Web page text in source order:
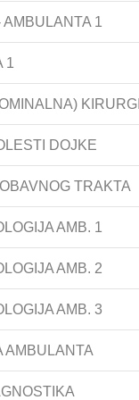
AMBULANTA 1
1
DOJKE
TRAKTA
AMB. 1
AMB. 2
AMB. 3
AMBULANTA